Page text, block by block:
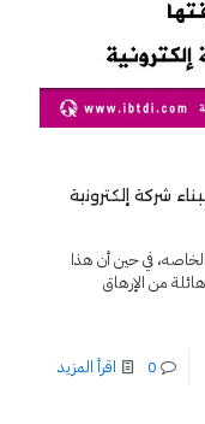
الخاصه، في حين أن هذا
من الإرهاق
0 اقرأ المزيد